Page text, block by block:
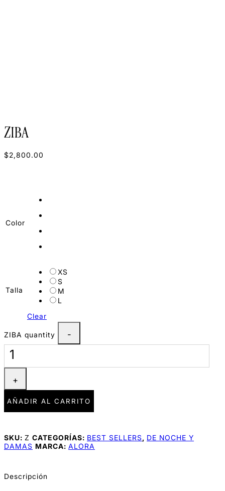
ZIBA
$2,800.00
Color
Talla
XS
S
M
L
Clear
ZIBA quantity
AÑADIR AL CARRITO
SKU: Z CATEGORÍAS: BEST SELLERS, DE NOCHE Y
DAMAS MARCA: ALORA
Descripción